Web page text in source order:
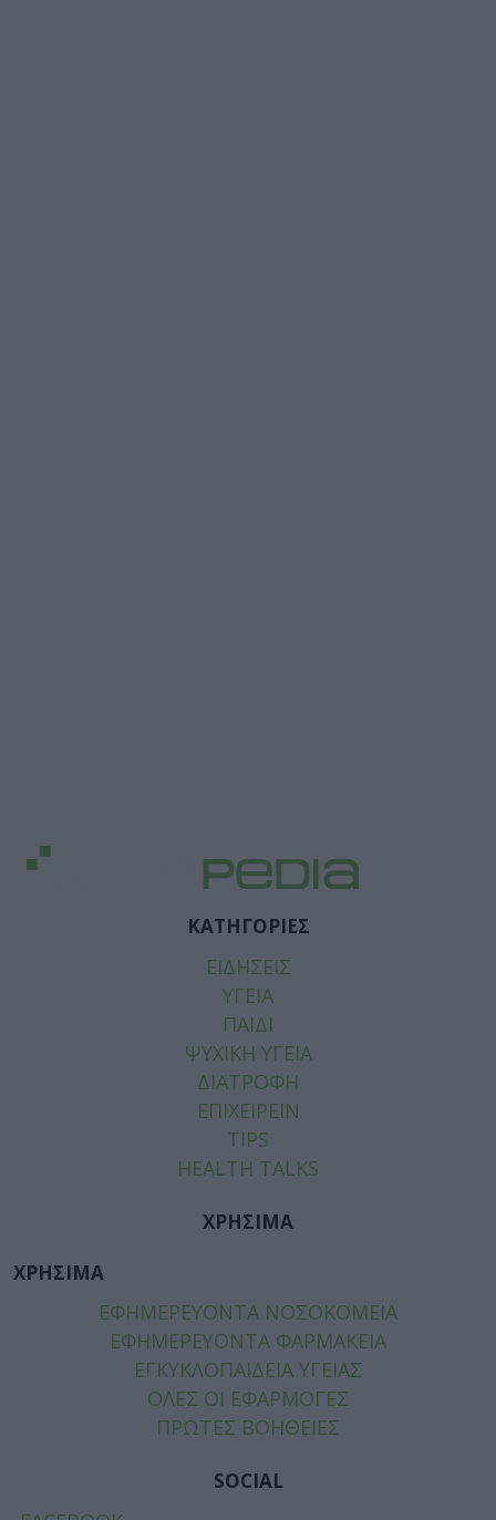
ΚΑΤΗΓΟΡΙΕΣ
ΕΙΔΗΣΕΙΣ
ΥΓΕΙΑ
ΠΑΙΔΙ
ΨΥΧΙΚΗ ΥΓΕΙΑ
ΔΙΑΤΡΟΦΗ
ΕΠΙΧΕΙΡΕΙΝ
TIPS
HEALTH TALKS
ΧΡΗΣΙΜΑ
ΧΡΗΣΙΜΑ
ΕΦΗΜΕΡΕΥΟΝΤΑ ΝΟΣΟΚΟΜΕΙΑ
ΕΦΗΜΕΡΕΥΟΝΤΑ ΦΑΡΜΑΚΕΙΑ
ΕΓΚΥΚΛΟΠΑΙΔΕΙΑ ΥΓΕΙΑΣ
ΟΛΕΣ ΟΙ ΕΦΑΡΜΟΓΕΣ
ΠΡΩΤΕΣ ΒΟΗΘΕΙΕΣ
SOCIAL